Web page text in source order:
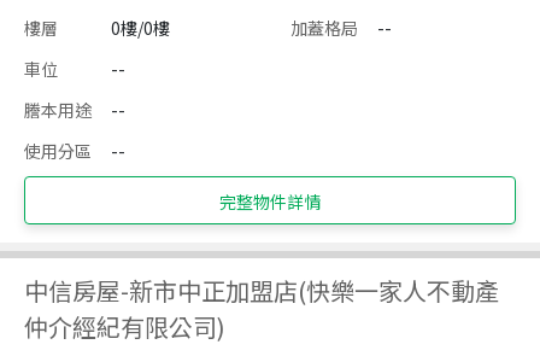
樓層
0樓/0樓 加蓋格局
--
車位
--
謄本用途
--
使用分區
--
完整物件詳情
中信房屋-新市中正加盟店(快樂一家人不動產
仲介經紀有限公司)